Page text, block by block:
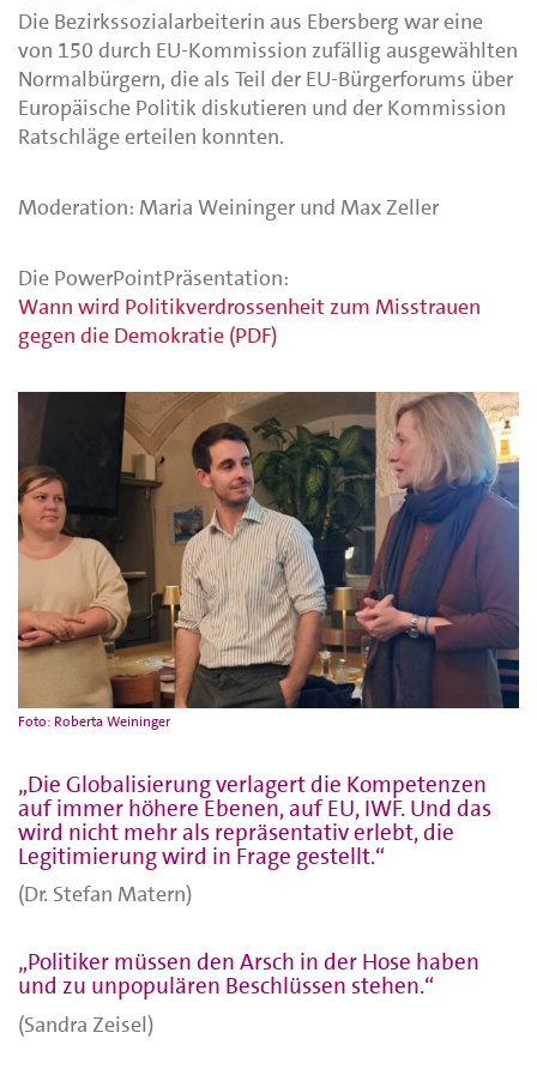
Die Bezirkssozialarbeiterin aus Ebersberg war eine
von 150 durch EU-Kommission zufällig ausgewählten
Normalbürgern, die als Teil der EU-Bürgerforums über
Europäische Politik diskutieren und der Kommission
Ratschläge erteilen konnten.
Moderation: Maria Weininger und Max Zeller
Die PowerPointPräsentation:
Wann wird Politikverdrossenheit zum Misstrauen
gegen die Demokratie (PDF)
Foto: Roberta Weininger
„Die Globalisierung verlagert die Kompetenzen
auf immer höhere Ebenen, auf EU, IWF. Und das
wird nicht mehr als repräsentativ erlebt, die
Legitimierung wird in Frage gestellt.“
(Dr. Stefan Matern)
„Politiker müssen den Arsch in der Hose haben
und zu unpopulären Beschlüssen stehen.“
(Sandra Zeisel)